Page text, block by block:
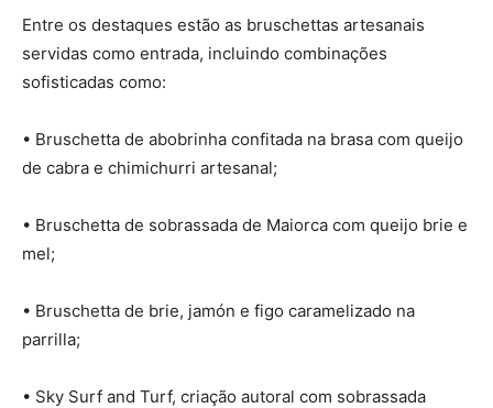
Entre os destaques estão as bruschettas artesanais
servidas como entrada, incluindo combinações
sofisticadas como:
• Bruschetta de abobrinha confitada na brasa com queijo
de cabra e chimichurri artesanal;
• Bruschetta de sobrassada de Maiorca com queijo brie e
mel;
• Bruschetta de brie, jamón e figo caramelizado na
parrilla;
• Sky Surf and Turf, criação autoral com sobrassada